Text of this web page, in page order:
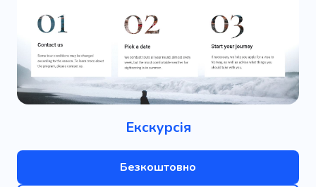
Екскурсія
Безкоштовно